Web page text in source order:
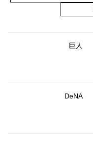
巨人
DeNA